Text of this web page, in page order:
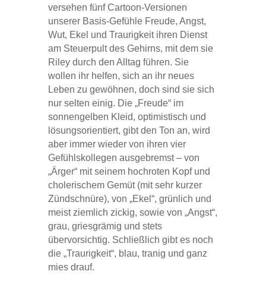
versehen fünf Cartoon-Versionen
unserer Basis-Gefühle Freude, Angst,
Wut, Ekel und Traurigkeit ihren Dienst
am Steuerpult des Gehirns, mit dem sie
Riley durch den Alltag führen. Sie
wollen ihr helfen, sich an ihr neues
Leben zu gewöhnen, doch sind sie sich
nur selten einig. Die „Freude“ im
sonnengelben Kleid, optimistisch und
lösungsorientiert, gibt den Ton an, wird
aber immer wieder von ihren vier
Gefühlskollegen ausgebremst – von
„Ärger“ mit seinem hochroten Kopf und
cholerischem Gemüt (mit sehr kurzer
Zündschnüre), von „Ekel“, grünlich und
meist ziemlich zickig, sowie von „Angst“,
grau, griesgrämig und stets
übervorsichtig. Schließlich gibt es noch
die „Traurigkeit“, blau, tranig und ganz
mies drauf.